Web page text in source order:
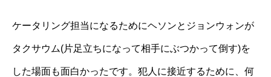
ケータリング担当になるためにヘソンとジョンウォンが
タクサウム(片足立ちになって相手にぶつかって倒す)を
した場面も面白かったです。犯人に接近するために、何